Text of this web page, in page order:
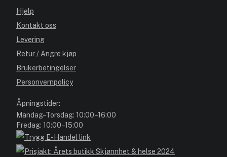
Hjelp
Kontakt oss
Levering
Retur / Angre kjøp
Brukerbetingelser
Personvernpolicy
Åpningstider:
Mandag–Torsdag: 10:00–16:00
Fredag: 10:00–15:00